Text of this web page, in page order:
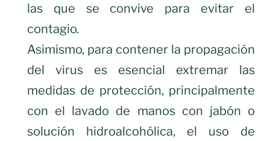
las que se convive para evitar el
contagio.
Asimismo, para contener la propagación
del virus es esencial extremar las
medidas de protección, principalmente
con el lavado de manos con jabón o
solución hidroalcohólica, el uso de